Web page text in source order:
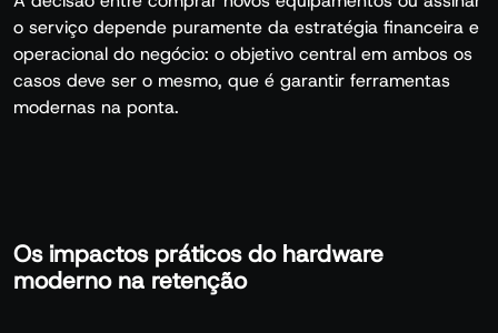
o serviço depende puramente da estratégia financeira e
operacional do negócio: o objetivo central em ambos os
casos deve ser o mesmo, que é garantir ferramentas
modernas na ponta.
Os impactos práticos do hardware
moderno na retenção